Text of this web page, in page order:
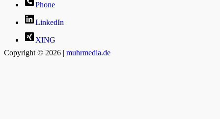
Copyright © 2026 | muhrmedia.de
Phone
LinkedIn
XING